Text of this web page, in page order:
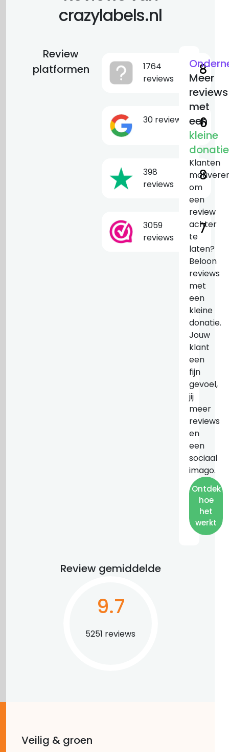
crazylabels.nl
Review
platformen
1764
reviews
9.8
30 reviews 9.6
398
reviews
9.8
3059
reviews
9.7
Meer
reviews
met
een
kleine
donatie
Klanten
om
een
review
achter
te
laten?
Beloon
reviews
met
een
kleine
donatie.
Jouw
klant
een
fijn
gevoel,
jij
meer
reviews
en
een
sociaal
imago.
Ontdek
hoe
het
werkt
Review gemiddelde
5251 reviews
9.7
Veilig & groen